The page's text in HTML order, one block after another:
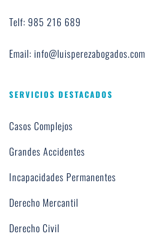
Telf: 985 216 689
Email: info@luisperezabogados.com
SERVICIOS DESTACADOS
Casos Complejos
Grandes Accidentes
Incapacidades Permanentes
Derecho Mercantil
Derecho Civil